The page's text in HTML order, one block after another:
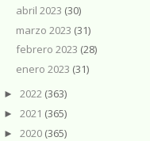
abril 2023 (30)
marzo 2023 (31)
febrero 2023 (28)
enero 2023 (31)
► 2022 (363)
► 2021 (365)
► 2020 (365)